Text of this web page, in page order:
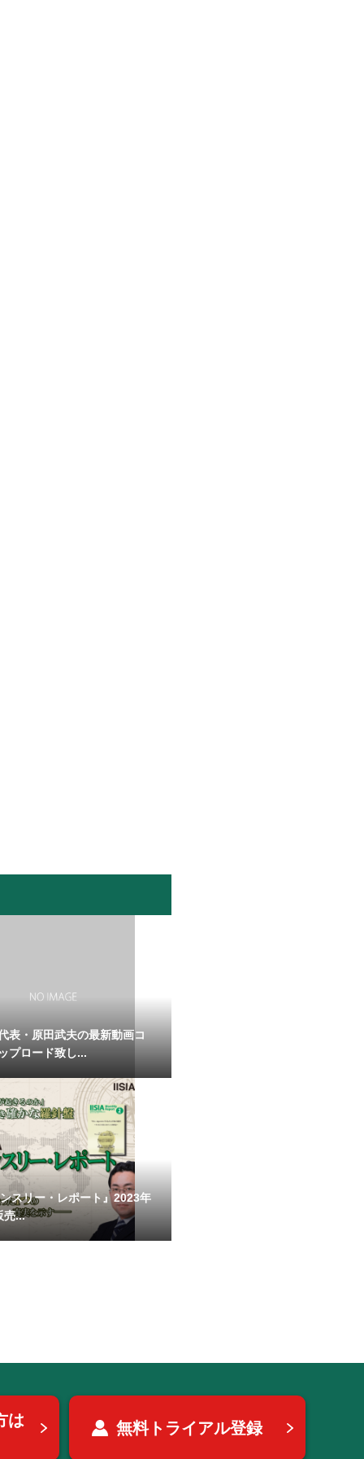
表・原田武夫の最新動画コ
プロード致し...
ンスリー・レポート』2023年
売...
は
無料トライアル登録